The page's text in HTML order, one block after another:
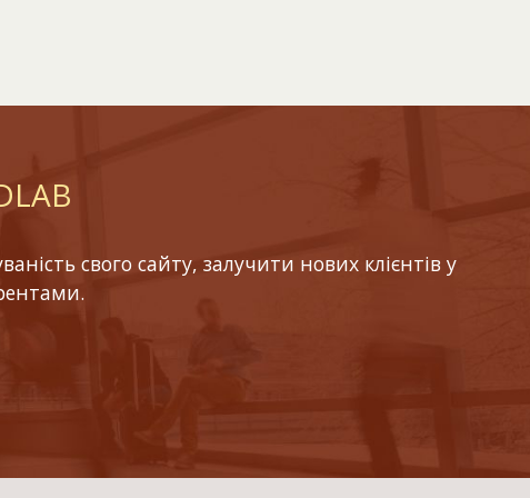
свого сайту, залучити нових клієнтів у